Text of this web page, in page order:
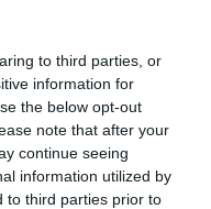
to third parties, or
information for
the below opt-out
note that after your
continue seeing
information utilized by
to third parties prior to
di Parma: quando
il fascismo